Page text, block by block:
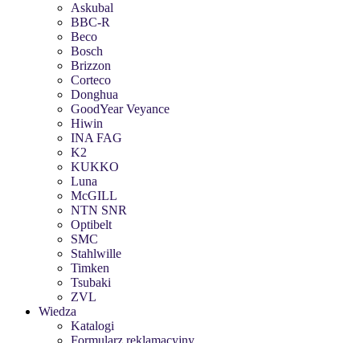
Askubal
BBC-R
Beco
Bosch
Brizzon
Corteco
Donghua
GoodYear Veyance
Hiwin
INA FAG
K2
KUKKO
Luna
McGILL
NTN SNR
Optibelt
SMC
Stahlwille
Timken
Tsubaki
ZVL
Wiedza
Katalogi
Formularz reklamacyjny